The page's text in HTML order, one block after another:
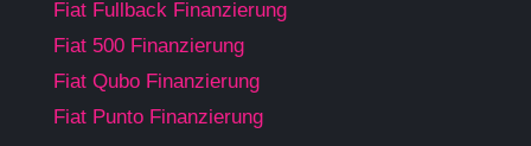
Fiat Fullback Finanzierung
Fiat 500 Finanzierung
Fiat Qubo Finanzierung
Fiat Punto Finanzierung